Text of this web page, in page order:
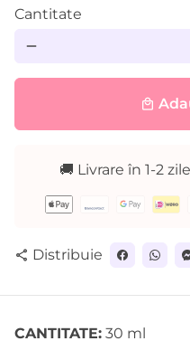
Cantitate
remove
local_mall
🚚 Livrare în 1-2
Metode
plată
share Distribuie
CANTITATE: 30 ml